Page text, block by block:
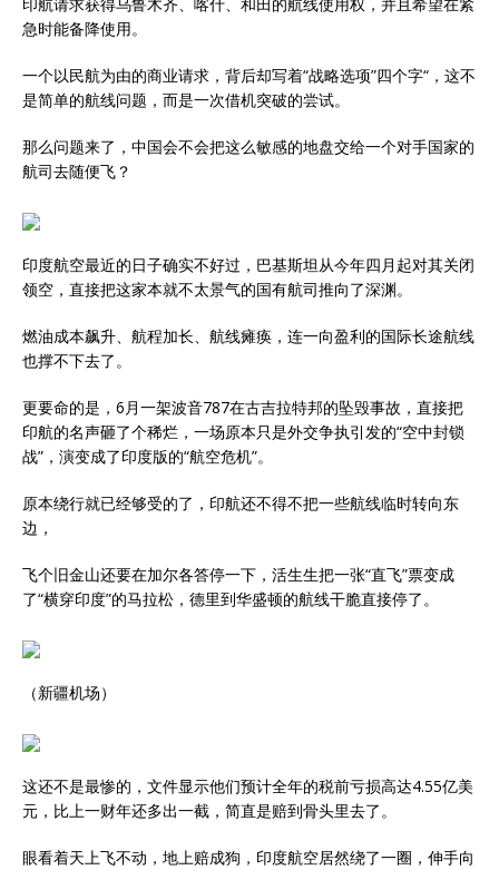
急时能备降使用。
一个以民航为由的商业请求，背后却写着“战略选项”四个字“，这不
是简单的航线问题，而是一次借机突破的尝试。
那么问题来了，中国会不会把这么敏感的地盘交给一个对手国家的
航司去随便飞？
印度航空最近的日子确实不好过，巴基斯坦从今年四月起对其关闭
领空，直接把这家本就不太景气的国有航司推向了深渊。
燃油成本飙升、航程加长、航线瘫痪，连一向盈利的国际长途航线
也撑不下去了。
更要命的是，6月一架波音787在古吉拉特邦的坠毁事故，直接把
印航的名声砸了个稀烂，一场原本只是外交争执引发的“空中封锁
战”，演变成了印度版的“航空危机”。
原本绕行就已经够受的了，印航还不得不把一些航线临时转向东
边，
飞个旧金山还要在加尔各答停一下，活生生把一张“直飞”票变成
了“横穿印度”的马拉松，德里到华盛顿的航线干脆直接停了。
（新疆机场）
这还不是最惨的，文件显示他们预计全年的税前亏损高达4.55亿美
元，比上一财年还多出一截，简直是赔到骨头里去了。
眼看着天上飞不动，地上赔成狗，印度航空居然绕了一圈，伸手向